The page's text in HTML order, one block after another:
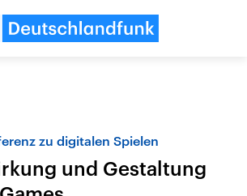
zu digitalen Spielen
und Gestaltung